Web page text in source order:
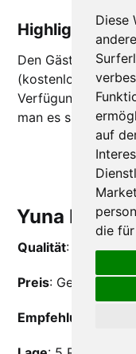
Diese
auf
die
Highlights
Den Gästen steht
(kostenlos) sowie
Verfügung.
man es sich öfter
Im
Yuna
Qualität: 4-Sterne
Preis: Gehoben
Empfehlungen :